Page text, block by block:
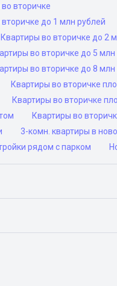
вторичке
до 1 млн рублей
Квартиры во вторичке до 2
во вторичке до 5 млн
во вторичке до 8 млн
Квартиры во вторичке
Квартиры во вторичке
Квартиры во
3-комн. квартиры в
рядом с парком